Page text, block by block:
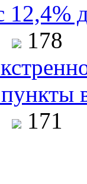
12,4%
178
171